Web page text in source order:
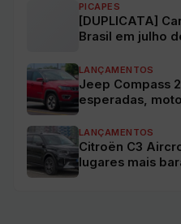
PICAPES
[DUPLICATA]
Brasil em julho
LANÇAMENTOS
Jeep Compass
esperadas,
LANÇAMENTOS
Citroën C3
lugares mais